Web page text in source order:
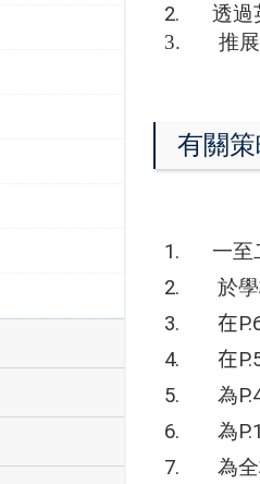
2. 透過
3. 推展
有關
1. 一至
2. 於
3. 在
4. 在
5. 為
6. 為P.1
7. 為全校